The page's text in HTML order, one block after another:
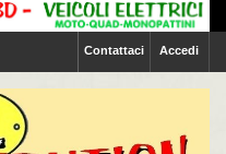
Accedi
Contattaci